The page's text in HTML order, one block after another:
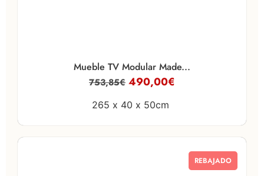
Mueble TV Modular Made...
753,85€ 490,00€
265 x 40 x 50cm
REBAJADO